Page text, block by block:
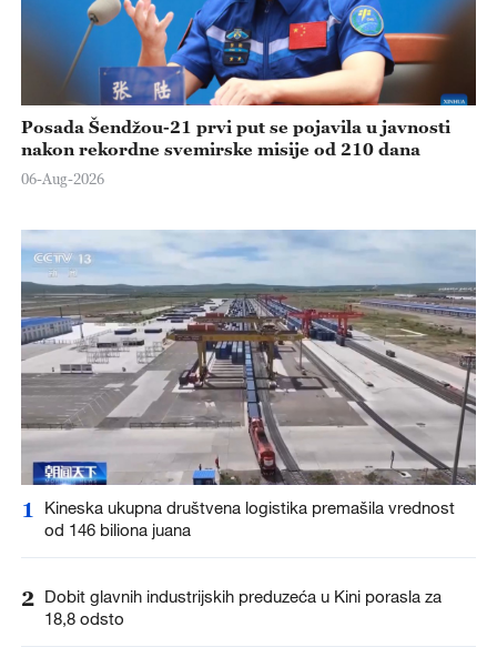
Posada Šendžou-21 prvi put se pojavila u javnosti
nakon rekordne svemirske misije od 210 dana
06-Aug-2026
1
Kineska ukupna društvena logistika premašila vrednost
od 146 biliona juana
2 Dobit glavnih industrijskih preduzeća u Kini porasla za
18,8 odsto